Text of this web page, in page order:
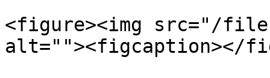
<figure><img src="/files/
alt=""><figcaption></